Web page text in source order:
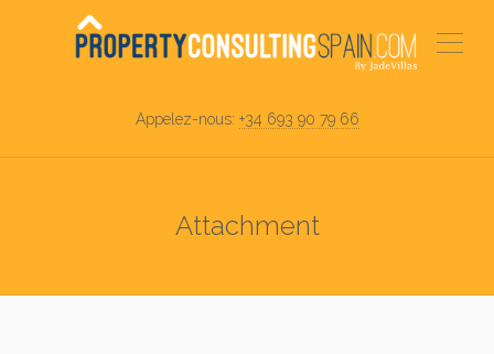
Appelez-nous: +34 693 90 79 66
Attachment